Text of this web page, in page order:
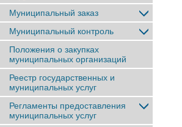
Муниципальный заказ
Муниципальный контроль
Положения о закупках
муниципальных организаций
Реестр государственных и
муниципальных услуг
Регламенты предоставления
муниципальных услуг